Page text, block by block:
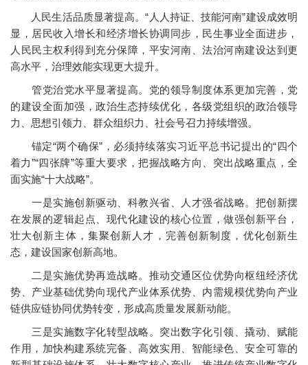
人民生活品质显著提高。“人人持证、技能河南”建设成效明
显，居民收入增长和经济增长协调同步，民生事业全面进步，
人民民主权利得到充分保障，平安河南、法治河南建设达到更
高水平，治理效能实现更大提升。
管党治党水平显著提高。党的领导制度体系更加完善，党
的建设全面加强，政治生态持续优化，各级党组织的政治领导
力、思想引领力、群众组织力、社会号召力持续增强。
锚定“两个确保”，必须持续落实习近平总书记提出的“四个
着力”“四张牌”等重大要求，把握战略方向、突出战略重点，全
面实施“十大战略”。
一是实施创新驱动、科教兴省、人才强省战略。把创新摆
在发展的逻辑起点、现代化建设的核心位置，做强创新平台，
壮大创新主体，集聚创新人才，完善创新制度，优化创新生
态，建设国家创新高地。
二是实施优势再造战略。推动交通区位优势向枢纽经济优
势、产业基础优势向现代产业体系优势、内需规模优势向产业
链供应链协同优势转变，形成高质量发展新动能。
三是实施数字化转型战略。突出数字化引领、撬动、赋能
作用，加快构建系统完备、高效实用、智能绿色、安全可靠的